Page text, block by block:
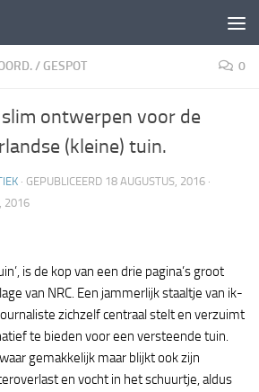
/ GESPOT 0
ontwerpen voor de
(kleine) tuin.
· GEPUBLICEERD 18 AUGUSTUS, 2016 ·
2016
is de kop van een drie pagina’s groot
van NRC. Een jammerlijk staaltje van ik-
zichzelf centraal stelt en verzuimt
te bieden voor een versteende tuin.
gemakkelijk maar blijkt ook zijn
en vocht in het schuurtje, aldus